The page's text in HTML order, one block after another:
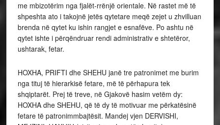
me mbizotërim nga fjalët-rrënjë orientale. Në rastet më të
shpeshta ato i takojnë jetës qytetare meqë zejet u zhvilluan
brenda në qytet ku ishin rangjet e esnafëve. Po ashtu në
qytet ishte i përqëndruar rendi administrativ e shtetëror,
ushtarak, fetar.
HOXHA, PRIFTI dhe SHEHU janë tre patronimet me burim
nga tituj të hierarkisë fetare, më të përhapura tek
shqiptarët. Prej të treve, në Gjakovë hasim vetëm dy:
HOXHA dhe SHEHU, që të dy të motivuar me përkatësinë
fetare të patronimmbajtësit. Mandej vjen DERVISHI,